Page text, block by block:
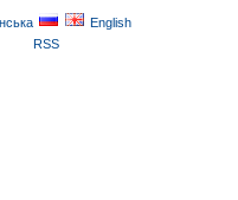
English
RSS